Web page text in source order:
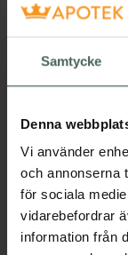
Samtycke
Denna
Vi använder
och annonserna
för sociala
vidarebefordrar
information från
Beskrivning
Läs